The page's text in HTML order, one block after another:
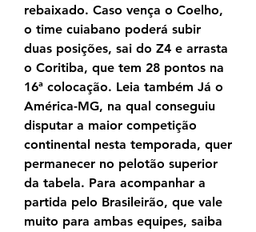
rebaixado. Caso vença o Coelho,
o time cuiabano poderá subir
duas posições, sai do Z4 e arrasta
o Coritiba, que tem 28 pontos na
16ª colocação. Leia também Já o
América-MG, na qual conseguiu
disputar a maior competição
continental nesta temporada, quer
permanecer no pelotão superior
da tabela. Para acompanhar a
partida pelo Brasileirão, que vale
muito para ambas equipes, saiba